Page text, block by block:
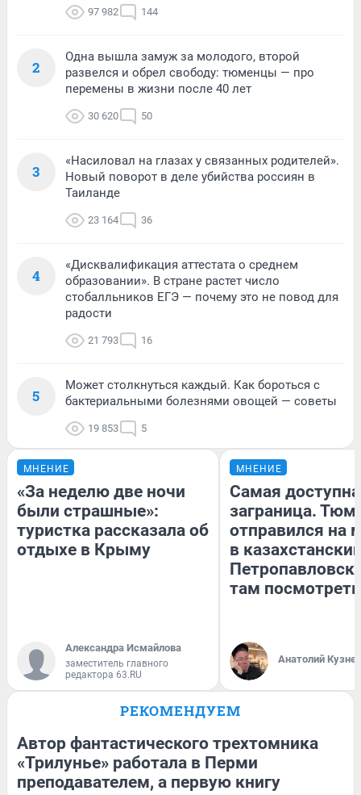
97 982 144
2
Одна вышла замуж за молодого, второй
развелся и обрел свободу: тюменцы — про
перемены в жизни после 40 лет
30 620 50
3
«Насиловал на глазах у связанных родителей».
Новый поворот в деле убийства россиян в
Таиланде
23 164 36
4
«Дисквалификация аттестата о среднем
образовании». В стране растет число
стобалльников ЕГЭ — почему это не повод для
радости
21 793 16
5
Может столкнуться каждый. Как бороться с
бактериальными болезнями овощей — советы
19 853 5
МНЕНИЕ
«За неделю две ночи
были страшные»:
туристка рассказала об
отдыхе в Крыму
Александра Исмайлова
заместитель главного
редактора 63.RU
МНЕНИЕ
Самая
заграница.
отправился на
в
там посмотреть
Анатолий
РЕКОМЕНДУЕМ
Автор фантастического трехтомника
«Трилунье» работала в Перми
преподавателем, а первую книгу